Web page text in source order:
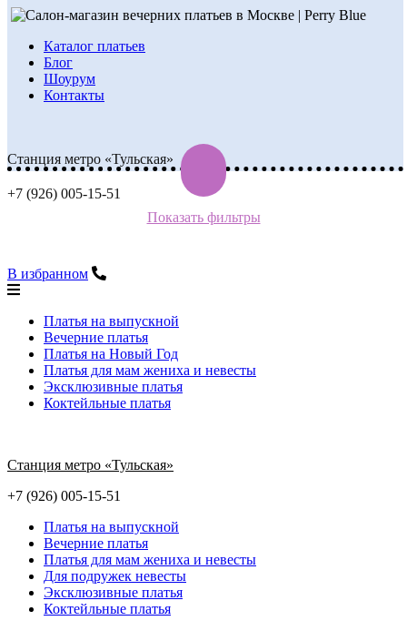
Каталог платьев
Блог
Шоурум
Контакты
Станция метро «Тульская»
+7 (926) 005-15-51
В избранном
Платья на выпускной
Вечерние платья
Платья на Новый Год
Платья для мам жениха и невесты
Эксклюзивные платья
Коктейльные платья
Станция метро «Тульская»
+7 (926) 005-15-51
Платья на выпускной
Вечерние платья
Платья для мам жениха и невесты
Для подружек невесты
Эксклюзивные платья
Коктейльные платья
Показать фильтры